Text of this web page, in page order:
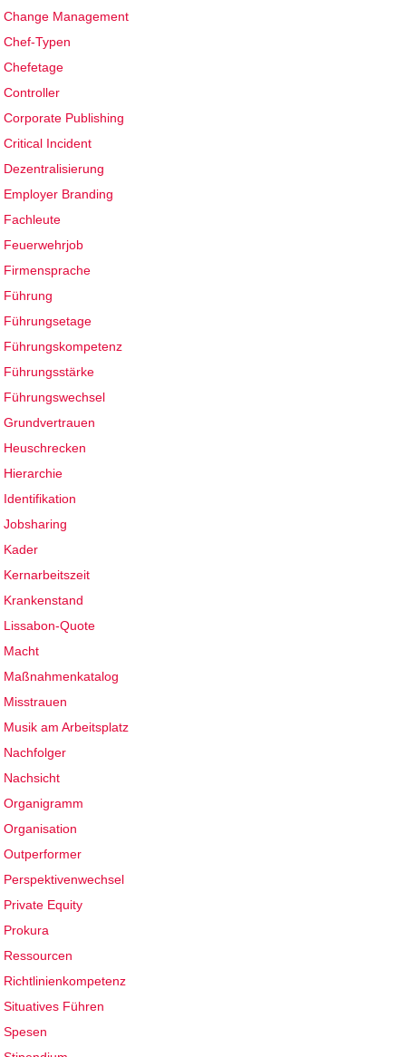
Change Management
Chef-Typen
Chefetage
Controller
Corporate Publishing
Critical Incident
Dezentralisierung
Employer Branding
Fachleute
Feuerwehrjob
Firmensprache
Führung
Führungsetage
Führungskompetenz
Führungsstärke
Führungswechsel
Grundvertrauen
Heuschrecken
Hierarchie
Identifikation
Jobsharing
Kader
Kernarbeitszeit
Krankenstand
Lissabon-Quote
Macht
Maßnahmenkatalog
Misstrauen
Musik am Arbeitsplatz
Nachfolger
Nachsicht
Organigramm
Organisation
Outperformer
Perspektivenwechsel
Private Equity
Prokura
Ressourcen
Richtlinienkompetenz
Situatives Führen
Spesen